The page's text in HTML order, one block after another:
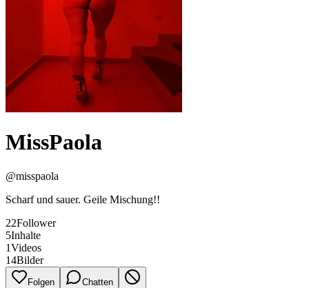
MissPaola
@misspaola
Scharf und sauer. Geile Mischung!!
22Follower
5Inhalte
1Videos
14Bilder
Folgen Chatten